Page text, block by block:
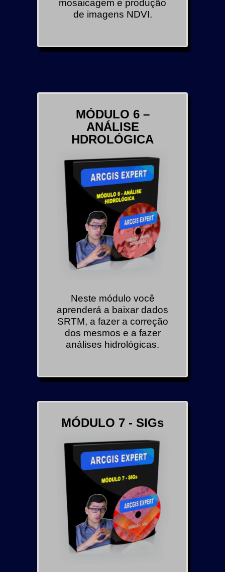
mosaicagem e produção
de imagens NDVI.
MÓDULO 6 –
ANÁLISE
HDROLÓGICA
Neste módulo você
aprenderá a baixar dados
SRTM, a fazer a correção
dos mesmos e a fazer
análises hidrológicas.
MÓDULO 7 - SIGs